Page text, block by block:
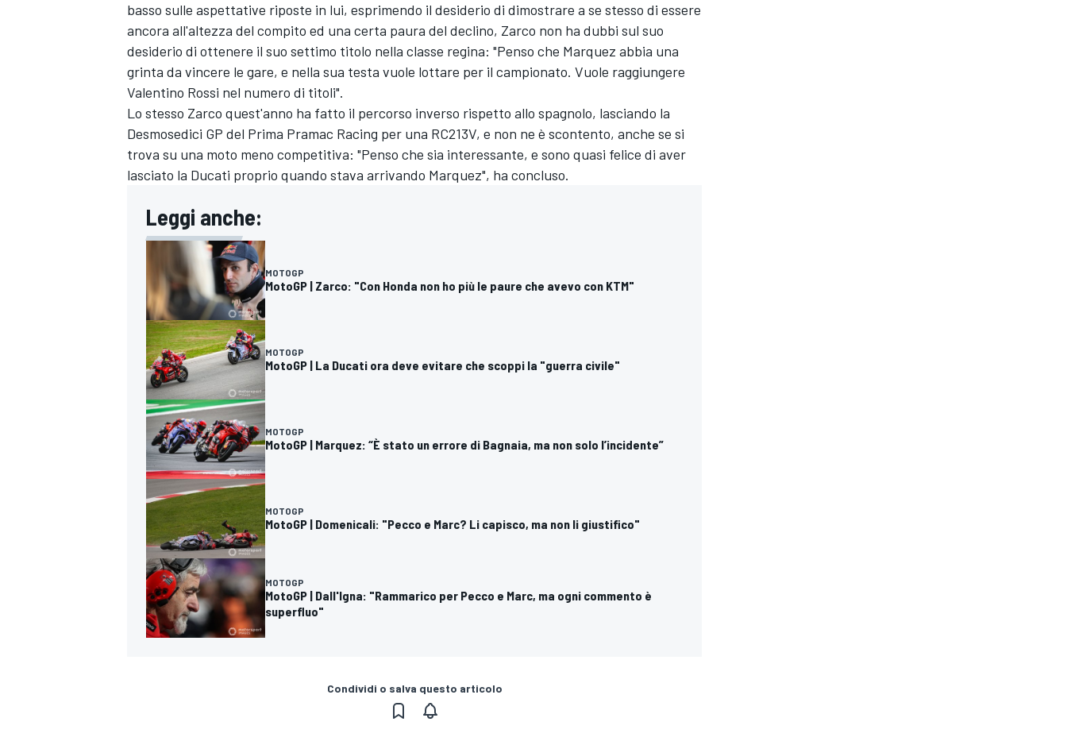
RALLY
basso sulle aspettative riposte in lui, esprimendo il desiderio di dimostrare a se stesso di essere
ancora all'altezza del compito ed una certa paura del declino, Zarco non ha dubbi sul suo
desiderio di ottenere il suo settimo titolo nella classe regina: "Penso che Marquez abbia una
grinta da vincere le gare, e nella sua testa vuole lottare per il campionato. Vuole raggiungere
Valentino Rossi nel numero di titoli".
Lo stesso Zarco quest'anno ha fatto il percorso inverso rispetto allo spagnolo, lasciando la
Desmosedici GP del Prima Pramac Racing per una RC213V, e non ne è scontento, anche se si
trova su una moto meno competitiva: "Penso che sia interessante, e sono quasi felice di aver
lasciato la Ducati proprio quando stava arrivando Marquez", ha concluso.
Leggi anche:
MOTOGP
MotoGP | Zarco: "Con Honda non ho più le paure che avevo con KTM"
MOTOGP
MotoGP | La Ducati ora deve evitare che scoppi la "guerra civile"
MOTOGP
MotoGP | Marquez: “È stato un errore di Bagnaia, ma non solo l’incidente”
MOTOGP
MotoGP | Domenicali: "Pecco e Marc? Li capisco, ma non li giustifico"
MOTOGP
MotoGP | Dall'Igna: "Rammarico per Pecco e Marc, ma ogni commento è
superfluo"
Condividi o salva questo articolo